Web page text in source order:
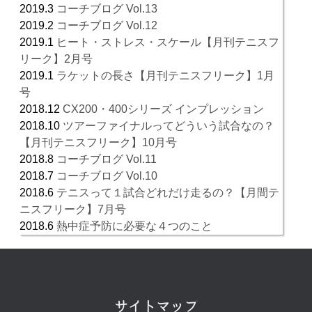
2019.3 コーチブログ Vol.13
2019.2 コーチブログ Vol.12
2019.1 ヒート・ストレス・スケール【月刊テニスフ
リーク】2月号
2019.1 ラケットの長さ【月刊テニスフリーク】1月
号
2018.12 CX200・400シリーズ インプレッション
2018.10 ツアーファイナルってどういう試合なの？
【月刊テニスフリーク】10月号
2018.8 コーチブログ Vol.11
2018.7 コーチブログ Vol.10
2018.6 テニスって１試合どれだけ走るの？【月間テ
ニスフリーク】7月号
2018.6 熱中症予防に必要な４つのこと
サイトマップ